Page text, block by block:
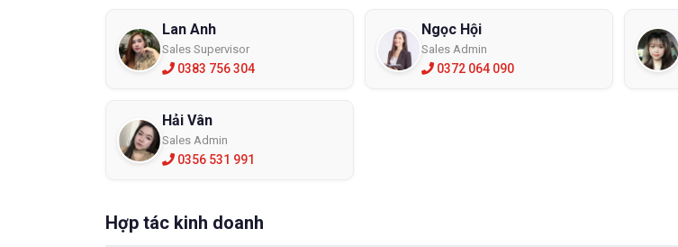
Lan Anh
Sales Supervisor
0383 756 304
Ngọc Hội
Sales Admin
0372 064 090
Hải Vân
Sales Admin
0356 531 991
Hợp tác kinh doanh